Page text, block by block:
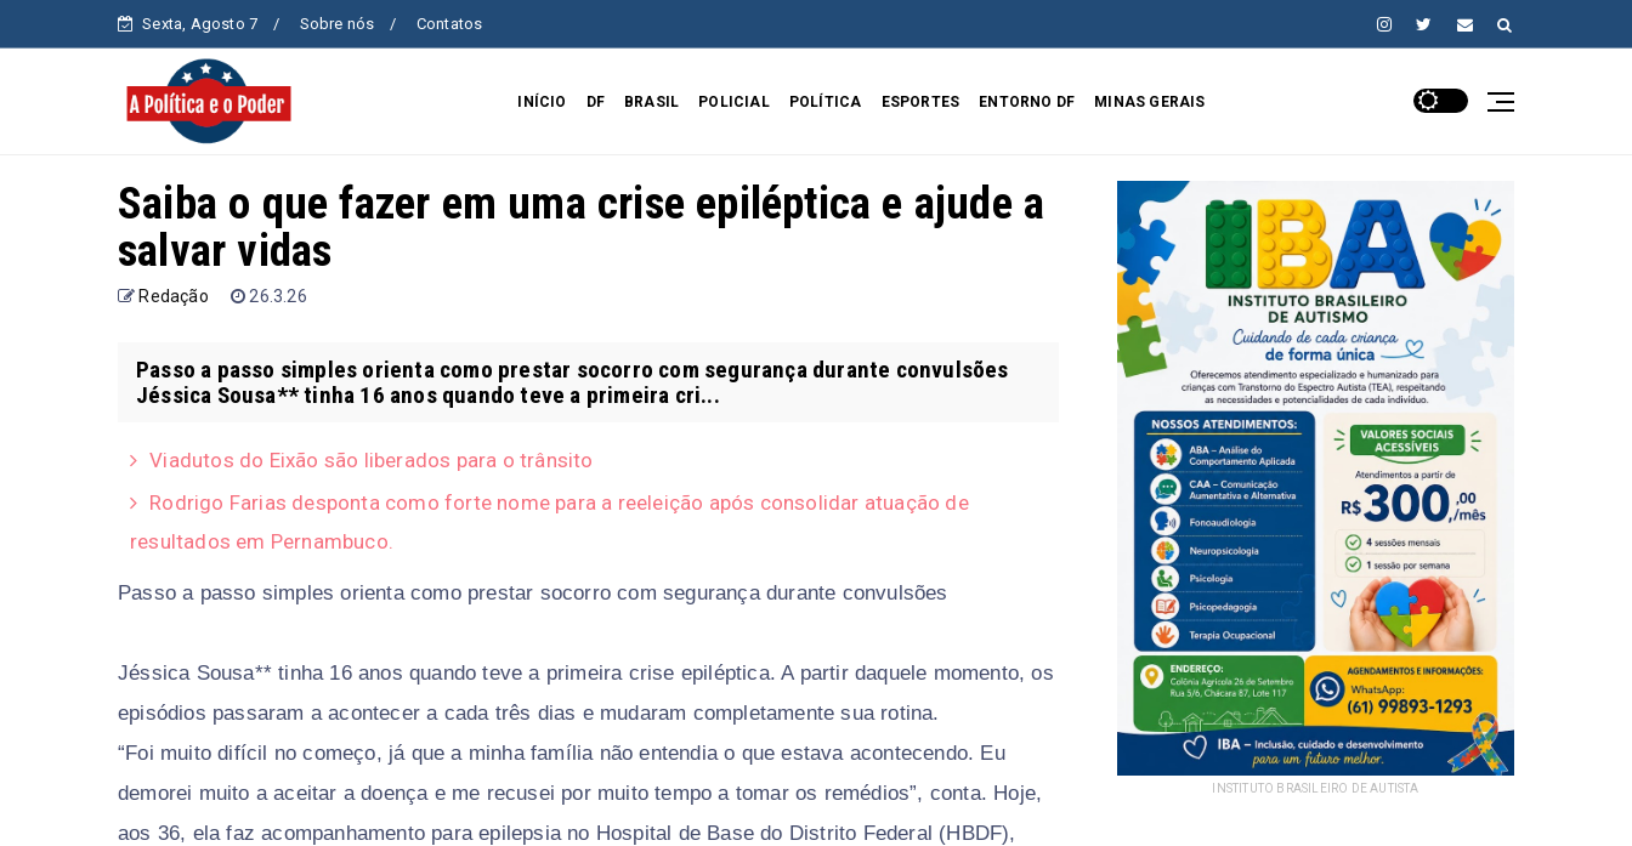
Sexta, Agosto 7 Sobre nós Contatos
INÍCIO DF BRASIL POLICIAL POLÍTICA ESPORTES ENTORNO DF MINAS GERAIS
Saiba o que fazer em uma crise epiléptica e ajude a
salvar vidas
Redação 26.3.26
Passo a passo simples orienta como prestar socorro com segurança durante convulsões
Jéssica Sousa** tinha 16 anos quando teve a primeira cri...
Viadutos do Eixão são liberados para o trânsito
Rodrigo Farias desponta como forte nome para a reeleição após consolidar atuação de
resultados em Pernambuco.
Passo a passo simples orienta como prestar socorro com segurança durante convulsões
Jéssica Sousa** tinha 16 anos quando teve a primeira crise epiléptica. A partir daquele momento, os
episódios passaram a acontecer a cada três dias e mudaram completamente sua rotina.
“Foi muito difícil no começo, já que a minha família não entendia o que estava acontecendo. Eu
demorei muito a aceitar a doença e me recusei por muito tempo a tomar os remédios”, conta. Hoje,
aos 36, ela faz acompanhamento para epilepsia no Hospital de Base do Distrito Federal (HBDF),
INSTITUTO BRASILEIRO DE AUTISTA